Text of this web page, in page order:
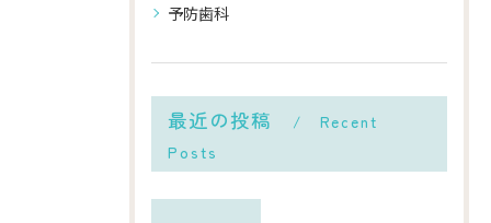
予防歯科
最近の投稿
Recent
Posts